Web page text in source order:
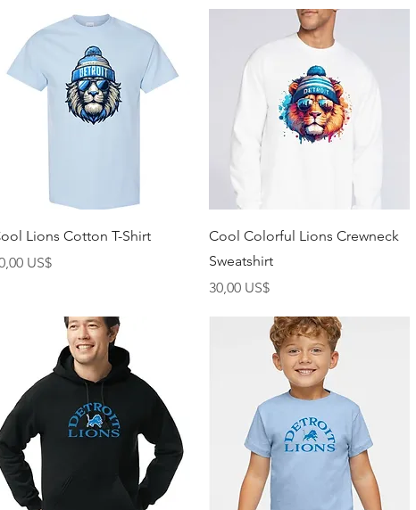
Vista rápida
Lions Cotton T-Shirt
US$
Vista rápida
Cool Colorful Lions Crewneck
Sweatshirt
Precio
30,00 US$